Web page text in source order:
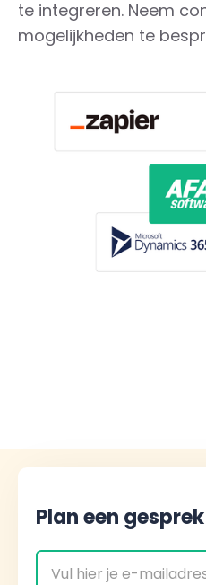
te integreren. Neem
mogelijkheden te
Plan een gesprek